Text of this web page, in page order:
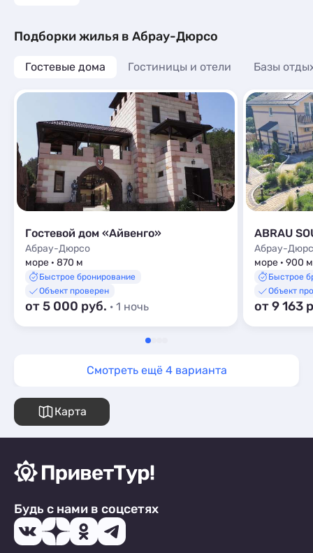
Подборки жилья в Абрау-Дюрсо
Гостевые дома Гостиницы и отели Базы
Гостевой дом «Айвенго»
Абрау-Дюрсо
море · 870 м
Быстрое бронирование
Объект проверен
от 5 000 руб. · 1 ночь
ABRAU
Абрау-
море · 900 м
Быстрое
Объект
от 9 163
Смотреть ещё 4 варианта
Карта
Будь с нами в соцсетях